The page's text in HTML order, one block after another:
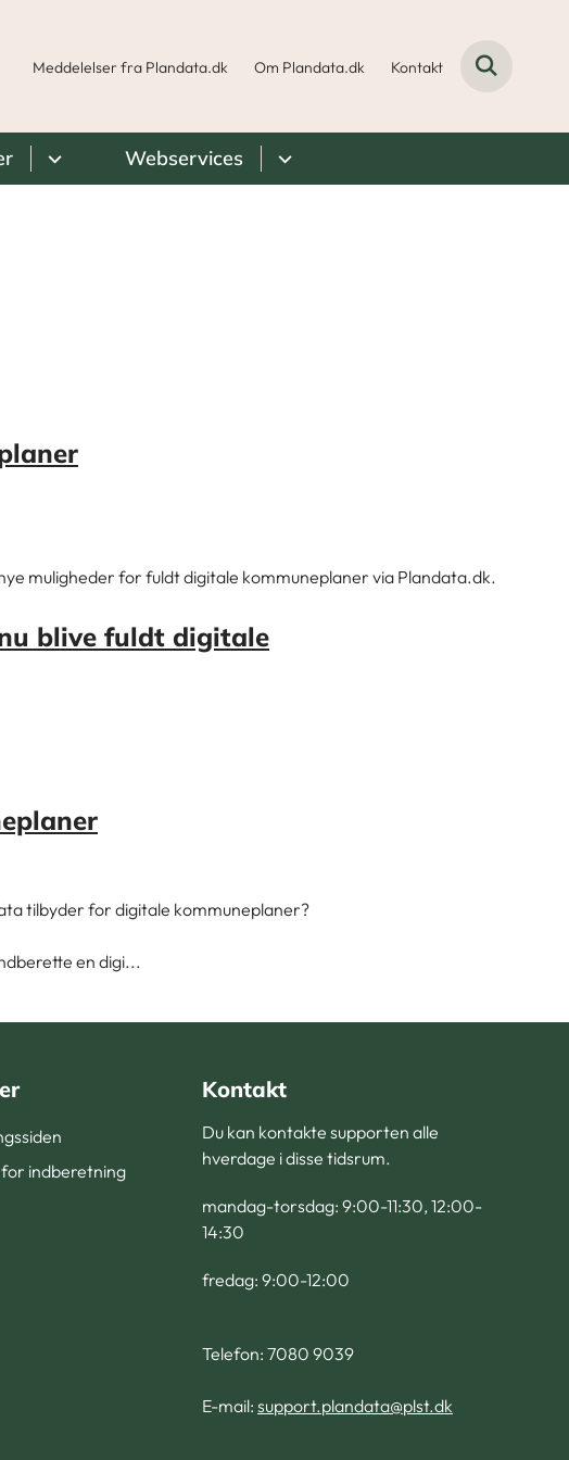
Meddelelser fra Plandata.dk Om Plandata.dk Kontakt
Webservices
muligheder for fuldt digitale kommuneplaner via Plandata.dk.
blive fuldt digitale
tilbyder for digitale kommuneplaner?
en digi...
indberetning
Kontakt
Du kan kontakte supporten alle
hverdage i disse tidsrum.
mandag-torsdag: 9:00-11:30, 12:00-
14:30
fredag: 9:00-12:00
Telefon: 7080 9039
E-mail: support.plandata@plst.dk